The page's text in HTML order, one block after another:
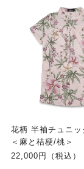
花柄 半袖チュニ
＜麻と桔梗/桃＞
22,000円（税込）